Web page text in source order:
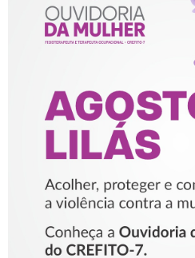
AGOSTO
PROTEGER E
VIOLÊNCIA